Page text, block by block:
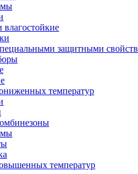
защитными
температур
температур